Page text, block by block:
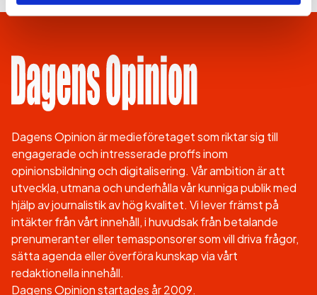
Dagens Opinion är medieföretaget som riktar sig till
engagerade och intresserade proffs inom
opinionsbildning och digitalisering. Vår ambition är att
utveckla, utmana och underhålla vår kunniga publik med
hjälp av journalistik av hög kvalitet. Vi lever främst på
intäkter från vårt innehåll, i huvudsak från betalande
prenumeranter eller temasponsorer som vill driva frågor,
sätta agenda eller överföra kunskap via vårt
redaktionella innehåll.
Dagens Opinion startades år 2009.